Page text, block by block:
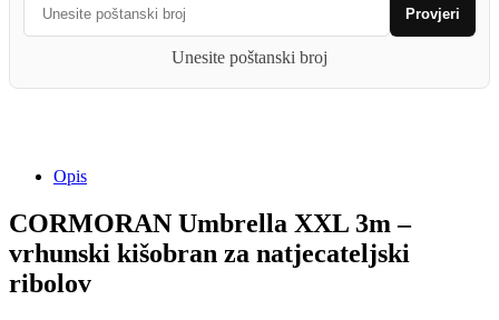
Provjeri
Unesite poštanski broj
Opis
CORMORAN Umbrella XXL 3m –
vrhunski kišobran za natjecateljski
ribolov